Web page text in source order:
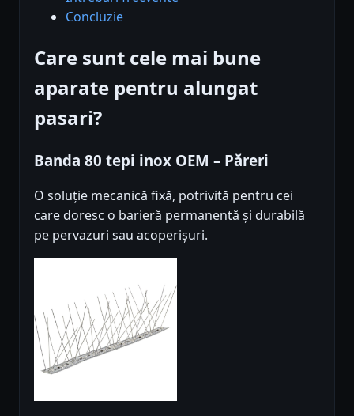
Concluzie
Care sunt cele mai bune
aparate pentru alungat
pasari?
Banda 80 tepi inox OEM – Păreri
O soluție mecanică fixă, potrivită pentru cei
care doresc o barieră permanentă și durabilă
pe pervazuri sau acoperișuri.